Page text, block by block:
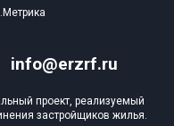
info@erzrf.ru
проект, реализуемый
застройщиков жилья.